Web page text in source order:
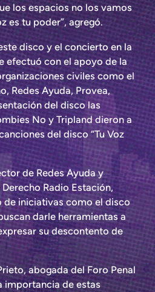
los espacios no los vamos
es tu poder”, agregó.
disco y el concierto en la
efectuó con el apoyo de la
civiles como el
Redes Ayuda, Provea,
del disco las
No y Tripland dieron a
del disco “Tu Voz
de Redes Ayuda y
Radio Estación,
de iniciativas como el disco
darle herramientas a
su descontento de
abogada del Foro Penal
importancia de estas